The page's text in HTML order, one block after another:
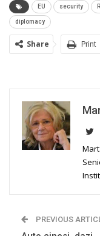
EU security
diplomacy
Share Print
PREVIOUS